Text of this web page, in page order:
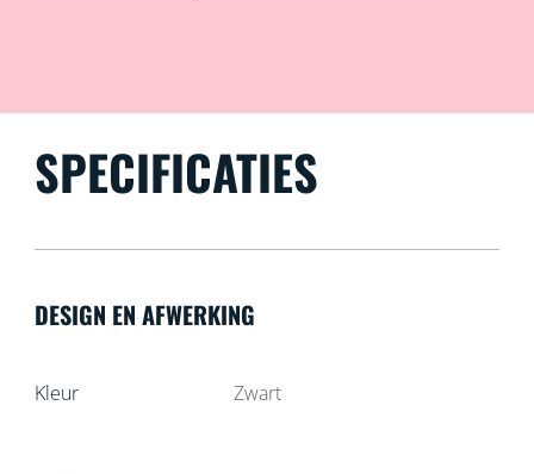
SPECIFICATIES
DESIGN EN AFWERKING
Kleur Zwart